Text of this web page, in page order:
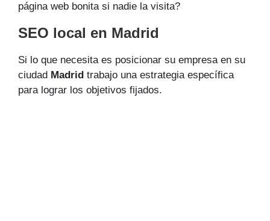
página web bonita si nadie la visita?
SEO local en Madrid
Si lo que necesita es posicionar su empresa en su
ciudad Madrid trabajo una estrategia específica
para lograr los objetivos fijados.